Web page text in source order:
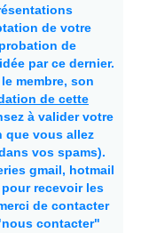
de votre
de
par ce dernier.
membre, son
de cette
à valider votre
que vous allez
vos spams).
gmail, hotmail
recevoir les
de contacter
contacter"